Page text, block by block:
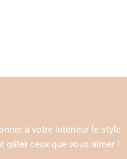
à votre intérieur le style
gâter ceux que vous aimer !